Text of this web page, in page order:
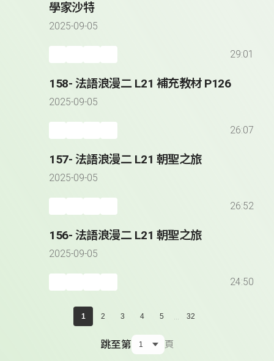
學家沙特
2025-09-05
29:01
158- 法語浪漫二 L21 補充教材 P126
2025-09-05
26:07
157- 法語浪漫二 L21 朝聖之旅
2025-09-05
26:52
156- 法語浪漫二 L21 朝聖之旅
2025-09-05
24:50
1 2 3 4 5 ... 32
跳至第 頁